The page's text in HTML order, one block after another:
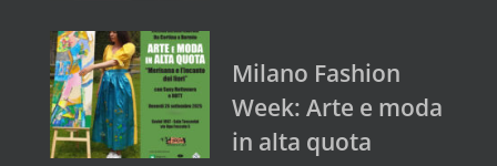
Milano Fashion
Week: Arte e moda
in alta quota